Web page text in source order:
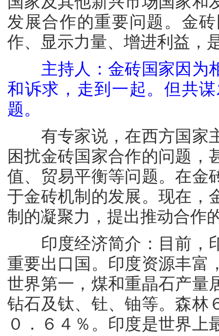
发展合作的重要问题。金
作、显示力量、增进利益，
主持人：金砖国家因为
和诉求，走到一起。但共
题。
有专家说，在西方国家
困扰金砖国家合作的问题，
值、贸易平衡等问题。在金
于金砖机制的发展。现在，
制的凝聚力，提出推动合作
印度经济简介：目前，
重要出口国。印度资源丰富
世界第一，煤和重晶石产量
钻石及钛、钍、铀等。森林
０．６４％。印度是世界